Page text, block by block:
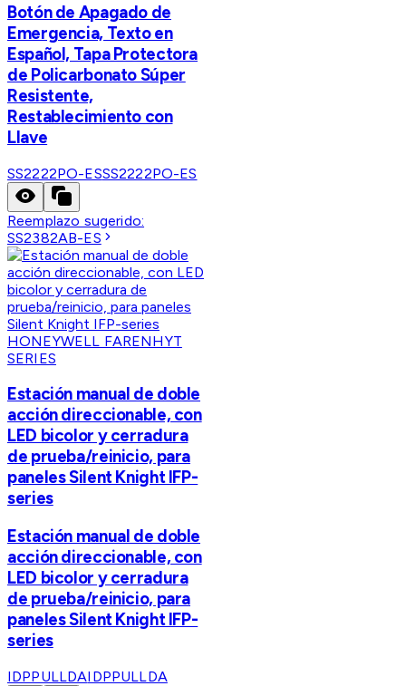
Botón de Apagado de
Emergencia, Texto en
Español, Tapa Protectora
de Policarbonato Súper
Resistente,
Restablecimiento con
Llave
SS2222PO-ESSS2222PO-ES
Reemplazo sugerido:
SS2382AB-ES
HONEYWELL FARENHYT
SERIES
Estación manual de doble
acción direccionable, con
LED bicolor y cerradura
de prueba/reinicio, para
paneles Silent Knight IFP-
series
Estación manual de doble
acción direccionable, con
LED bicolor y cerradura
de prueba/reinicio, para
paneles Silent Knight IFP-
series
IDPPULLDAIDPPULLDA